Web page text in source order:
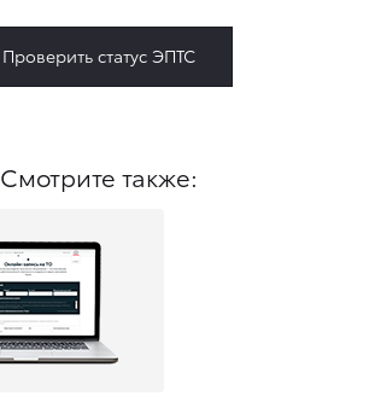
Проверить статус ЭПТС
Смотрите также: